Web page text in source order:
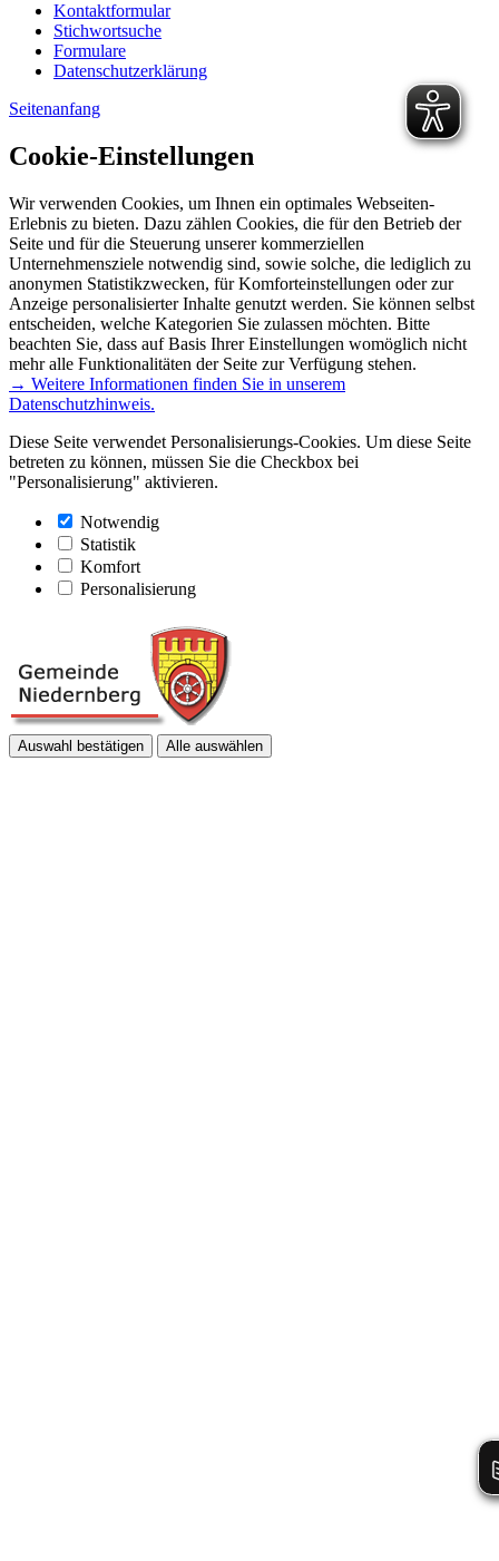
Kontaktformular
Stichwortsuche
Formulare
Datenschutzerklärung
Seitenanfang
Cookie-Einstellungen
Wir verwenden Cookies, um Ihnen ein optimales Webseiten-
Erlebnis zu bieten. Dazu zählen Cookies, die für den Betrieb der
Seite und für die Steuerung unserer kommerziellen
Unternehmensziele notwendig sind, sowie solche, die lediglich zu
anonymen Statistikzwecken, für Komforteinstellungen oder zur
Anzeige personalisierter Inhalte genutzt werden. Sie können selbst
entscheiden, welche Kategorien Sie zulassen möchten. Bitte
beachten Sie, dass auf Basis Ihrer Einstellungen womöglich nicht
mehr alle Funktionalitäten der Seite zur Verfügung stehen.
→ Weitere Informationen finden Sie in unserem
Datenschutzhinweis.
Diese Seite verwendet Personalisierungs-Cookies. Um diese Seite
betreten zu können, müssen Sie die Checkbox bei
"Personalisierung" aktivieren.
Notwendig
Statistik
Komfort
Personalisierung
Auswahl bestätigen Alle auswählen